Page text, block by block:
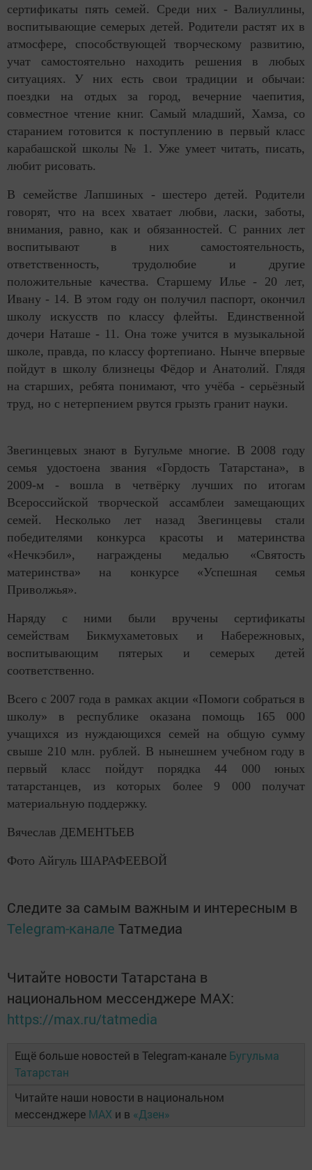
сертификаты пять семей. Среди них - Валиуллины,
воспитывающие семерых детей. Родители растят их в
атмосфере, способствующей творческому развитию,
учат самостоятельно находить решения в любых
ситуациях. У них есть свои традиции и обычаи:
поездки на отдых за город, вечерние чаепития,
совместное чтение книг. Самый младший, Хамза, со
старанием готовится к поступлению в первый класс
карабашской школы № 1. Уже умеет читать, писать,
любит рисовать.
В семействе Лапшиных - шестеро детей. Родители
говорят, что на всех хватает любви, ласки, заботы,
внимания, равно, как и обязанностей. С ранних лет
воспитывают в них самостоятельность,
ответственность, трудолюбие и другие
положительные качества. Старшему Илье - 20 лет,
Ивану - 14. В этом году он получил паспорт, окончил
школу искусств по классу флейты. Единственной
дочери Наташе - 11. Она тоже учится в музыкальной
школе, правда, по классу фортепиано. Нынче впервые
пойдут в школу близнецы Фёдор и Анатолий. Глядя
на старших, ребята понимают, что учёба - серьёзный
труд, но с нетерпением рвутся грызть гранит науки.
Звегинцевых знают в Бугульме многие. В 2008 году
семья удостоена звания «Гордость Татарстана», в
2009-м - вошла в четвёрку лучших по итогам
Всероссийской творческой ассамблеи замещающих
семей. Несколько лет назад Звегинцевы стали
победителями конкурса красоты и материнства
«Нечкэбил», награждены медалью «Святость
материнства» на конкурсе «Успешная семья
Приволжья».
Наряду с ними были вручены сертификаты
семействам Бикмухаметовых и Набережновых,
воспитывающим пятерых и семерых детей
соответственно.
Всего с 2007 года в рамках акции «Помоги собраться в
школу» в республике оказана помощь 165 000
учащихся из нуждающихся семей на общую сумму
свыше 210 млн. рублей. В нынешнем учебном году в
первый класс пойдут порядка 44 000 юных
татарстанцев, из которых более 9 000 получат
материальную поддержку.
Вячеслав ДЕМЕНТЬЕВ
Фото Айгуль ШАРАФЕЕВОЙ
Следите за самым важным и интересным в
Telegram-канале Татмедиа
Читайте новости Татарстана в
национальном мессенджере MАХ:
https://max.ru/tatmedia
Ещё больше новостей в Telegram-канале Бугульма
Татарстан
Читайте наши новости в национальном
мессенджере MAX и в «Дзен»